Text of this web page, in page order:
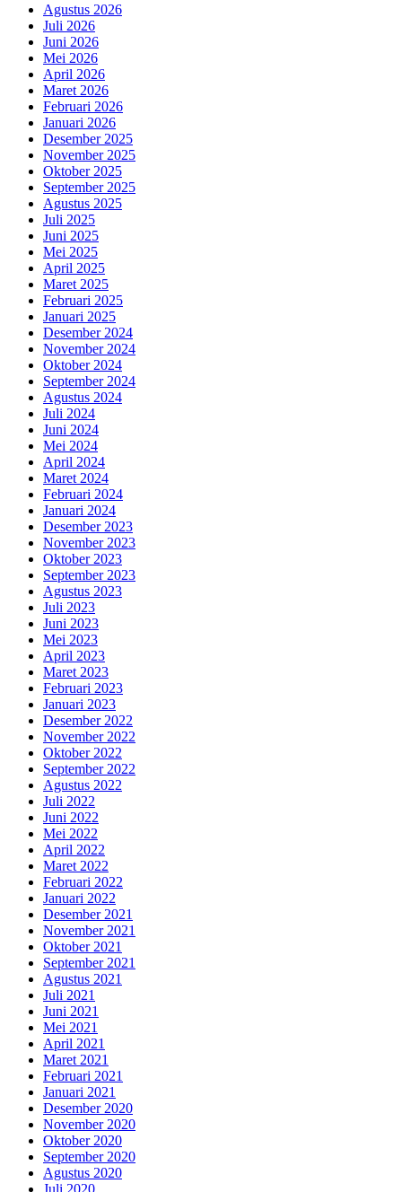
Agustus 2026
Juli 2026
Juni 2026
Mei 2026
April 2026
Maret 2026
Februari 2026
Januari 2026
Desember 2025
November 2025
Oktober 2025
September 2025
Agustus 2025
Juli 2025
Juni 2025
Mei 2025
April 2025
Maret 2025
Februari 2025
Januari 2025
Desember 2024
November 2024
Oktober 2024
September 2024
Agustus 2024
Juli 2024
Juni 2024
Mei 2024
April 2024
Maret 2024
Februari 2024
Januari 2024
Desember 2023
November 2023
Oktober 2023
September 2023
Agustus 2023
Juli 2023
Juni 2023
Mei 2023
April 2023
Maret 2023
Februari 2023
Januari 2023
Desember 2022
November 2022
Oktober 2022
September 2022
Agustus 2022
Juli 2022
Juni 2022
Mei 2022
April 2022
Maret 2022
Februari 2022
Januari 2022
Desember 2021
November 2021
Oktober 2021
September 2021
Agustus 2021
Juli 2021
Juni 2021
Mei 2021
April 2021
Maret 2021
Februari 2021
Januari 2021
Desember 2020
November 2020
Oktober 2020
September 2020
Agustus 2020
Juli 2020